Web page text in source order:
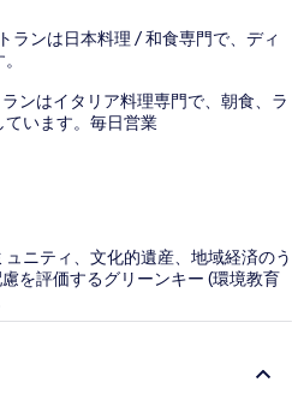
ランは日本料理 / 和食専門で、ディ
ンはイタリア料理専門で、朝食、ラ
ています。毎日営業
ニティ、文化的遺産、地域経済のう
を評価するグリーンキー (環境教育